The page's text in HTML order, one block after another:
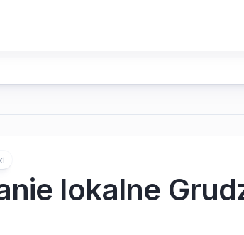
lokalne